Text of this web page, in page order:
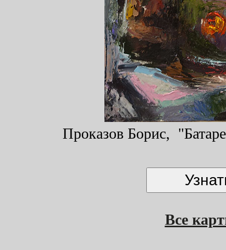
Проказов Борис,
Все